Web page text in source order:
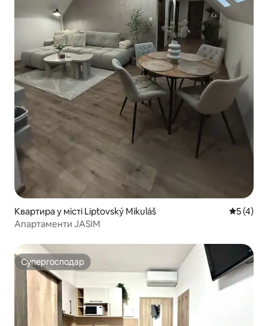
Квартира у місті Liptovský Mikuláš Середня
5 (4)
Апартаменти JASIM
Супергосподар
Супергосподар